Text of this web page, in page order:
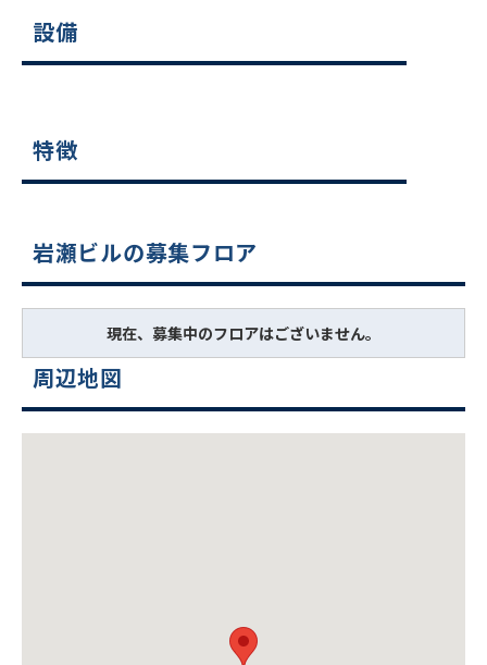
設備
特徴
岩瀬ビルの募集フロア
現在、募集中のフロアはございません。
周辺地図